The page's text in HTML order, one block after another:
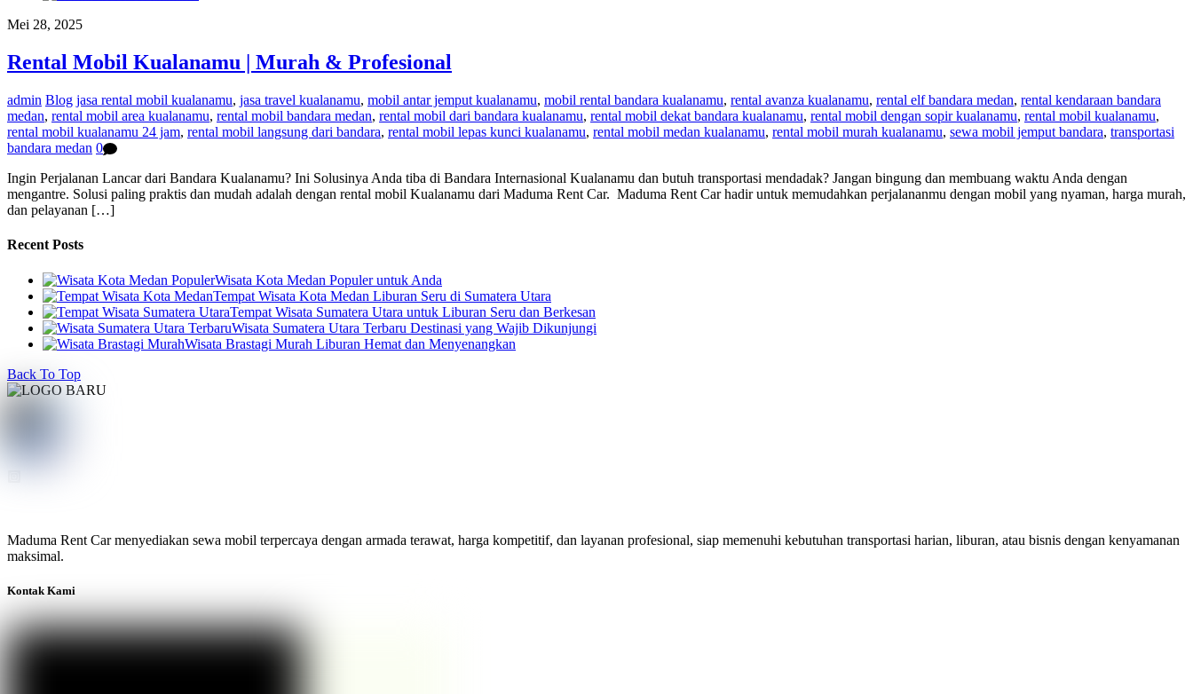
Mei 28, 2025
Rental Mobil Kualanamu | Murah & Profesional
admin Blog jasa rental mobil kualanamu, jasa travel kualanamu, mobil antar jemput kualanamu, mobil rental bandara kualanamu, rental avanza kualanamu, rental elf bandara medan, rental kendaraan bandara
medan, rental mobil area kualanamu, rental mobil bandara medan, rental mobil dari bandara kualanamu, rental mobil dekat bandara kualanamu, rental mobil dengan sopir kualanamu, rental mobil kualanamu,
rental mobil kualanamu 24 jam, rental mobil langsung dari bandara, rental mobil lepas kunci kualanamu, rental mobil medan kualanamu, rental mobil murah kualanamu, sewa mobil jemput bandara, transportasi
bandara medan 0
Ingin Perjalanan Lancar dari Bandara Kualanamu? Ini Solusinya Anda tiba di Bandara Internasional Kualanamu dan butuh transportasi mendadak? Jangan bingung dan membuang waktu Anda dengan
mengantre. Solusi paling praktis dan mudah adalah dengan rental mobil Kualanamu dari Maduma Rent Car. Maduma Rent Car hadir untuk memudahkan perjalananmu dengan mobil yang nyaman, harga murah,
dan pelayanan […]
Recent Posts
Wisata Kota Medan Populer untuk Anda
Tempat Wisata Kota Medan Liburan Seru di Sumatera Utara
Tempat Wisata Sumatera Utara untuk Liburan Seru dan Berkesan
Wisata Sumatera Utara Terbaru Destinasi yang Wajib Dikunjungi
Wisata Brastagi Murah Liburan Hemat dan Menyenangkan
Back To Top
Maduma Rent Car menyediakan sewa mobil terpercaya dengan armada terawat, harga kompetitif, dan layanan profesional, siap memenuhi kebutuhan transportasi harian, liburan, atau bisnis dengan kenyamanan
maksimal.
Kontak Kami